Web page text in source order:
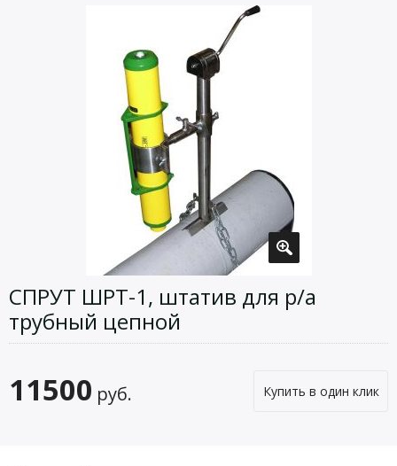
СПРУТ ШРТ-1, штатив для р/а
трубный цепной
11500 руб. Купить в один клик